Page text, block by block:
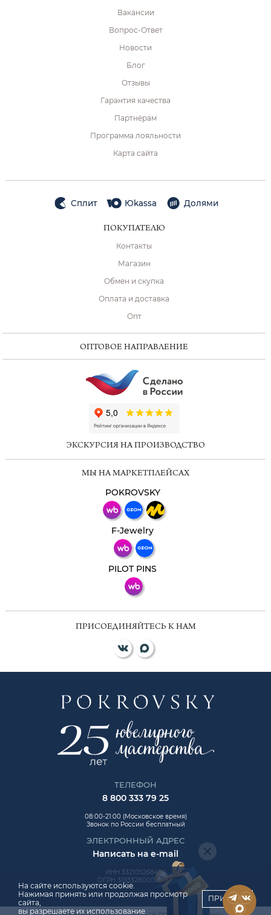
Вакансии
Вопрос-Ответ
Новости
Блог
Отзывы
Гарантия качества
Партнёрам
Программа лояльности
Карта сайта
Сплит Юkassa Долями
ПОКУПАТЕЛЮ
Контакты
Магазин
Обмен и скупка
Оплата и доставка
Опт
ОПТОВОЕ НАПРАВЛЕНИЕ
ЭКСКУРСИЯ НА ПРОИЗВОДСТВО
МЫ НА МАРКЕТПЛЕЙСАХ
POKROVSKY
F-Jewelry
PILOT PINS
ПРИСОЕДИНЯЙТЕСЬ К НАМ
ТЕЛЕФОН
8 800 333 79 25
08:00-21:00 (Московское время)
Звонок по России бесплатный
ЭЛЕКТРОННЫЙ АДРЕС
Написать на e-mail
ИНН 332105268454
ОГРН 319332800006992
На сайте используются cookie.
Нажимая принять или продолжая просмотр
сайта,
вы разрешаете их использование.
ПРИНЯТЬ